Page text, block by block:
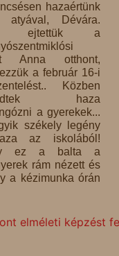
hazaértünk
atyával, Dévára.
ejtettük a
Anna otthont,
a február 16-i
Közben
haza
a gyerekek...
székely legény
az iskolából!
ez a balta a
rám nézett és
a kézimunka órán
elméleti képzést